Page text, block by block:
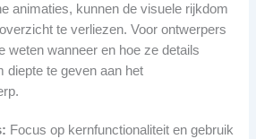
animaties, kunnen de visuele rijkdom
te verliezen. Voor ontwerpers
weten wanneer en hoe ze details
diepte te geven aan het
Focus op kernfunctionaliteit en gebruik